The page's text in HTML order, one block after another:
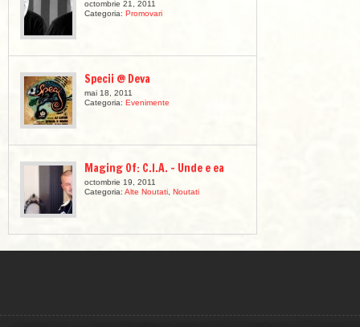
octombrie 21, 2011
Categoria: Promovari
Specii @ Deva
mai 18, 2011
Categoria: Evenimente
Maging Of: C.I.A. – Unde e ea
octombrie 19, 2011
Categoria: Alte Noutati Noutati